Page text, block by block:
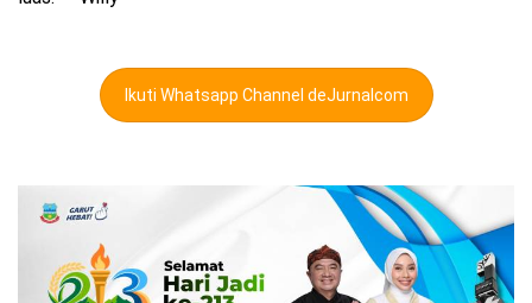
Ikuti Whatsapp Channel deJurnalcom